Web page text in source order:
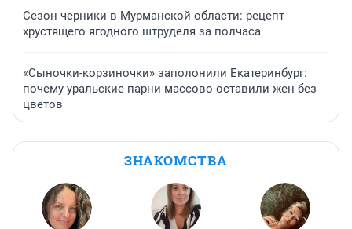
Сезон черники в Мурманской области: рецепт
хрустящего ягодного штруделя за полчаса
«Сыночки-корзиночки» заполонили Екатеринбург:
почему уральские парни массово оставили жен без
цветов
ЗНАКОМСТВА